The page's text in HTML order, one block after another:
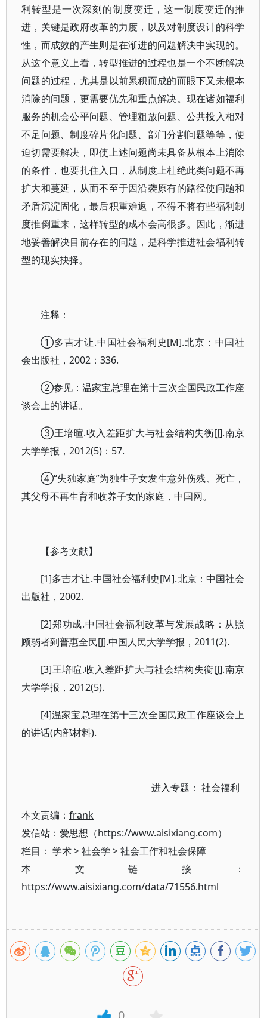
利转型是一次深刻的制度变迁，这一制度变迁的推
进，关键是政府改革的力度，以及对制度设计的科学
性，而成效的产生则是在渐进的问题解决中实现的。
从这个意义上看，转型推进的过程也是一个不断解决
问题的过程，尤其是以前累积而成的而眼下又未根本
消除的问题，更需要优先和重点解决。现在诸如福利
服务的机会公平问题、管理粗放问题、公共投入相对
不足问题、制度碎片化问题、部门分割问题等等，便
迫切需要解决，即使上述问题尚未具备从根本上消除
的条件，也要扎住入口，从制度上杜绝此类问题不再
扩大和蔓延，从而不至于因沿袭原有的路径使问题和
矛盾沉淀固化，最后积重难返，不得不将有些福利制
度推倒重来，这样转型的成本会高很多。因此，渐进
地妥善解决目前存在的问题，是科学推进社会福利转
型的现实抉择。
注释：
①多吉才让.中国社会福利史[M].北京：中国社
会出版社，2002：336.
②参见：温家宝总理在第十三次全国民政工作座
谈会上的讲话。
③王培暄.收入差距扩大与社会结构失衡[J].南京
大学学报，2012(5)：57.
④“失独家庭”为独生子女发生意外伤残、死亡，
其父母不再生育和收养子女的家庭，中国网。
【参考文献】
[1]多吉才让.中国社会福利史[M].北京：中国社会
出版社，2002.
[2]郑功成.中国社会福利改革与发展战略：从照
顾弱者到普惠全民[J].中国人民大学学报，2011(2).
[3]王培暄.收入差距扩大与社会结构失衡[J].南京
大学学报，2012(5).
[4]温家宝总理在第十三次全国民政工作座谈会上
的讲话(内部材料).
进入专题：社会福利
本文责编： frank
发信站：爱思想（https://www.aisixiang.com）
栏目： 学术>社会学 >社会工作和社会保障
本文链接：
https://www.aisixiang.com/data/71556.html